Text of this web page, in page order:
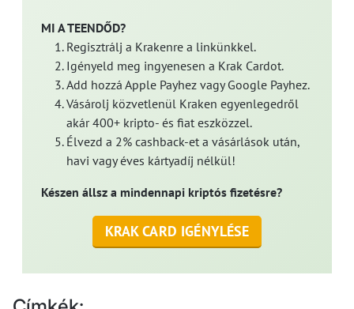
MI A TEENDŐD?
Regisztrálj a Krakenre a linkünkkel.
Igényeld meg ingyenesen a Krak Cardot.
Add hozzá Apple Payhez vagy Google Payhez.
Vásárolj közvetlenül Kraken egyenlegedről
akár 400+ kripto- és fiat eszközzel.
Élvezd a 2% cashback-et a vásárlások után,
havi vagy éves kártyadíj nélkül!
Készen állsz a mindennapi kriptós fizetésre?
KRAK CARD IGÉNYLÉSE